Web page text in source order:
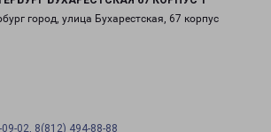
город, улица Бухарестская, 67 корпус
02, 8(812) 494-88-88